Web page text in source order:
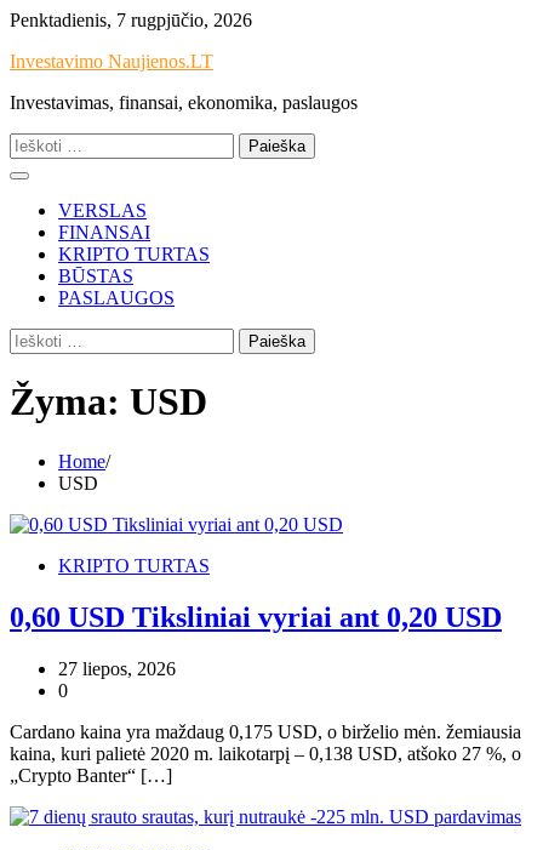
Skip
content
Penktadienis, 7 rugpjūčio, 2026
Investavimo Naujienos.LT
Investavimas, finansai, ekonomika, paslaugos
Ieškoti:
VERSLAS
FINANSAI
KRIPTO TURTAS
BŪSTAS
PASLAUGOS
Ieškoti:
Žyma: USD
Home
USD
KRIPTO TURTAS
0,60 USD Tiksliniai vyriai ant 0,20 USD
27 liepos, 2026
0
Cardano kaina yra maždaug 0,175 USD, o birželio mėn. žemiausia
kaina, kuri palietė 2020 m. laikotarpį – 0,138 USD, atšoko 27 %, o
„Crypto Banter“ […]